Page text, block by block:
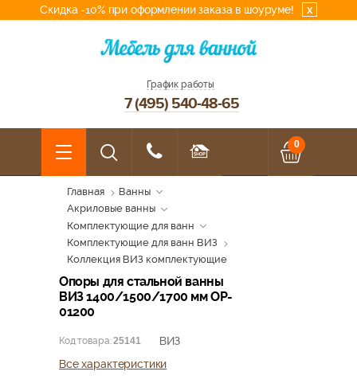
Скидка -10% при оформлении заказа в шоуруме! x
График работы
7 (495) 540-48-65
0
Главная
Ванны
Акриловые ванны
Комплектующие для ванн
Комплектующие для ванн ВИЗ
Коллекция ВИЗ комплектующие
Опоры для стальной ванны
ВИЗ 1400/1500/1700 мм OP-
01200
Код товара: 25141
ВИЗ
Все характеристики